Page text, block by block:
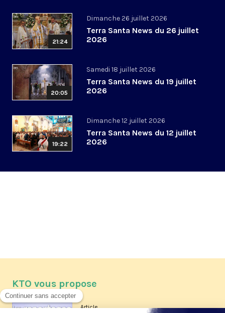
21:24
Dimanche 26 juillet 2026
Terra Santa News du 26 juillet
2026
20:05
Samedi 18 juillet 2026
Terra Santa News du 19 juillet
2026
19:22
Dimanche 12 juillet 2026
Terra Santa News du 12 juillet
2026
KTO vous propose
Article